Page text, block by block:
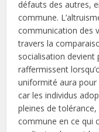
défauts des autres,
commune.
communication des
travers la
socialisation devient
raffermissent
uniformité aura pour
car les individus
pleines de
commune en ce qui